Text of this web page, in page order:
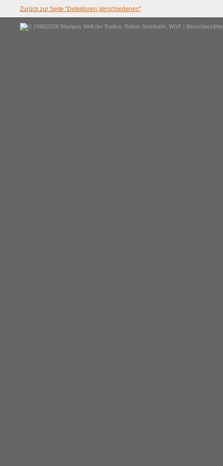
Zurück zur Seite "Detektoren,Verschiedenes"
© 1996/2026 Wumpus Welt der Radios. Rainer Steinfuehr, WGF |